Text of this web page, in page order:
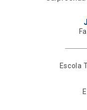
Escola